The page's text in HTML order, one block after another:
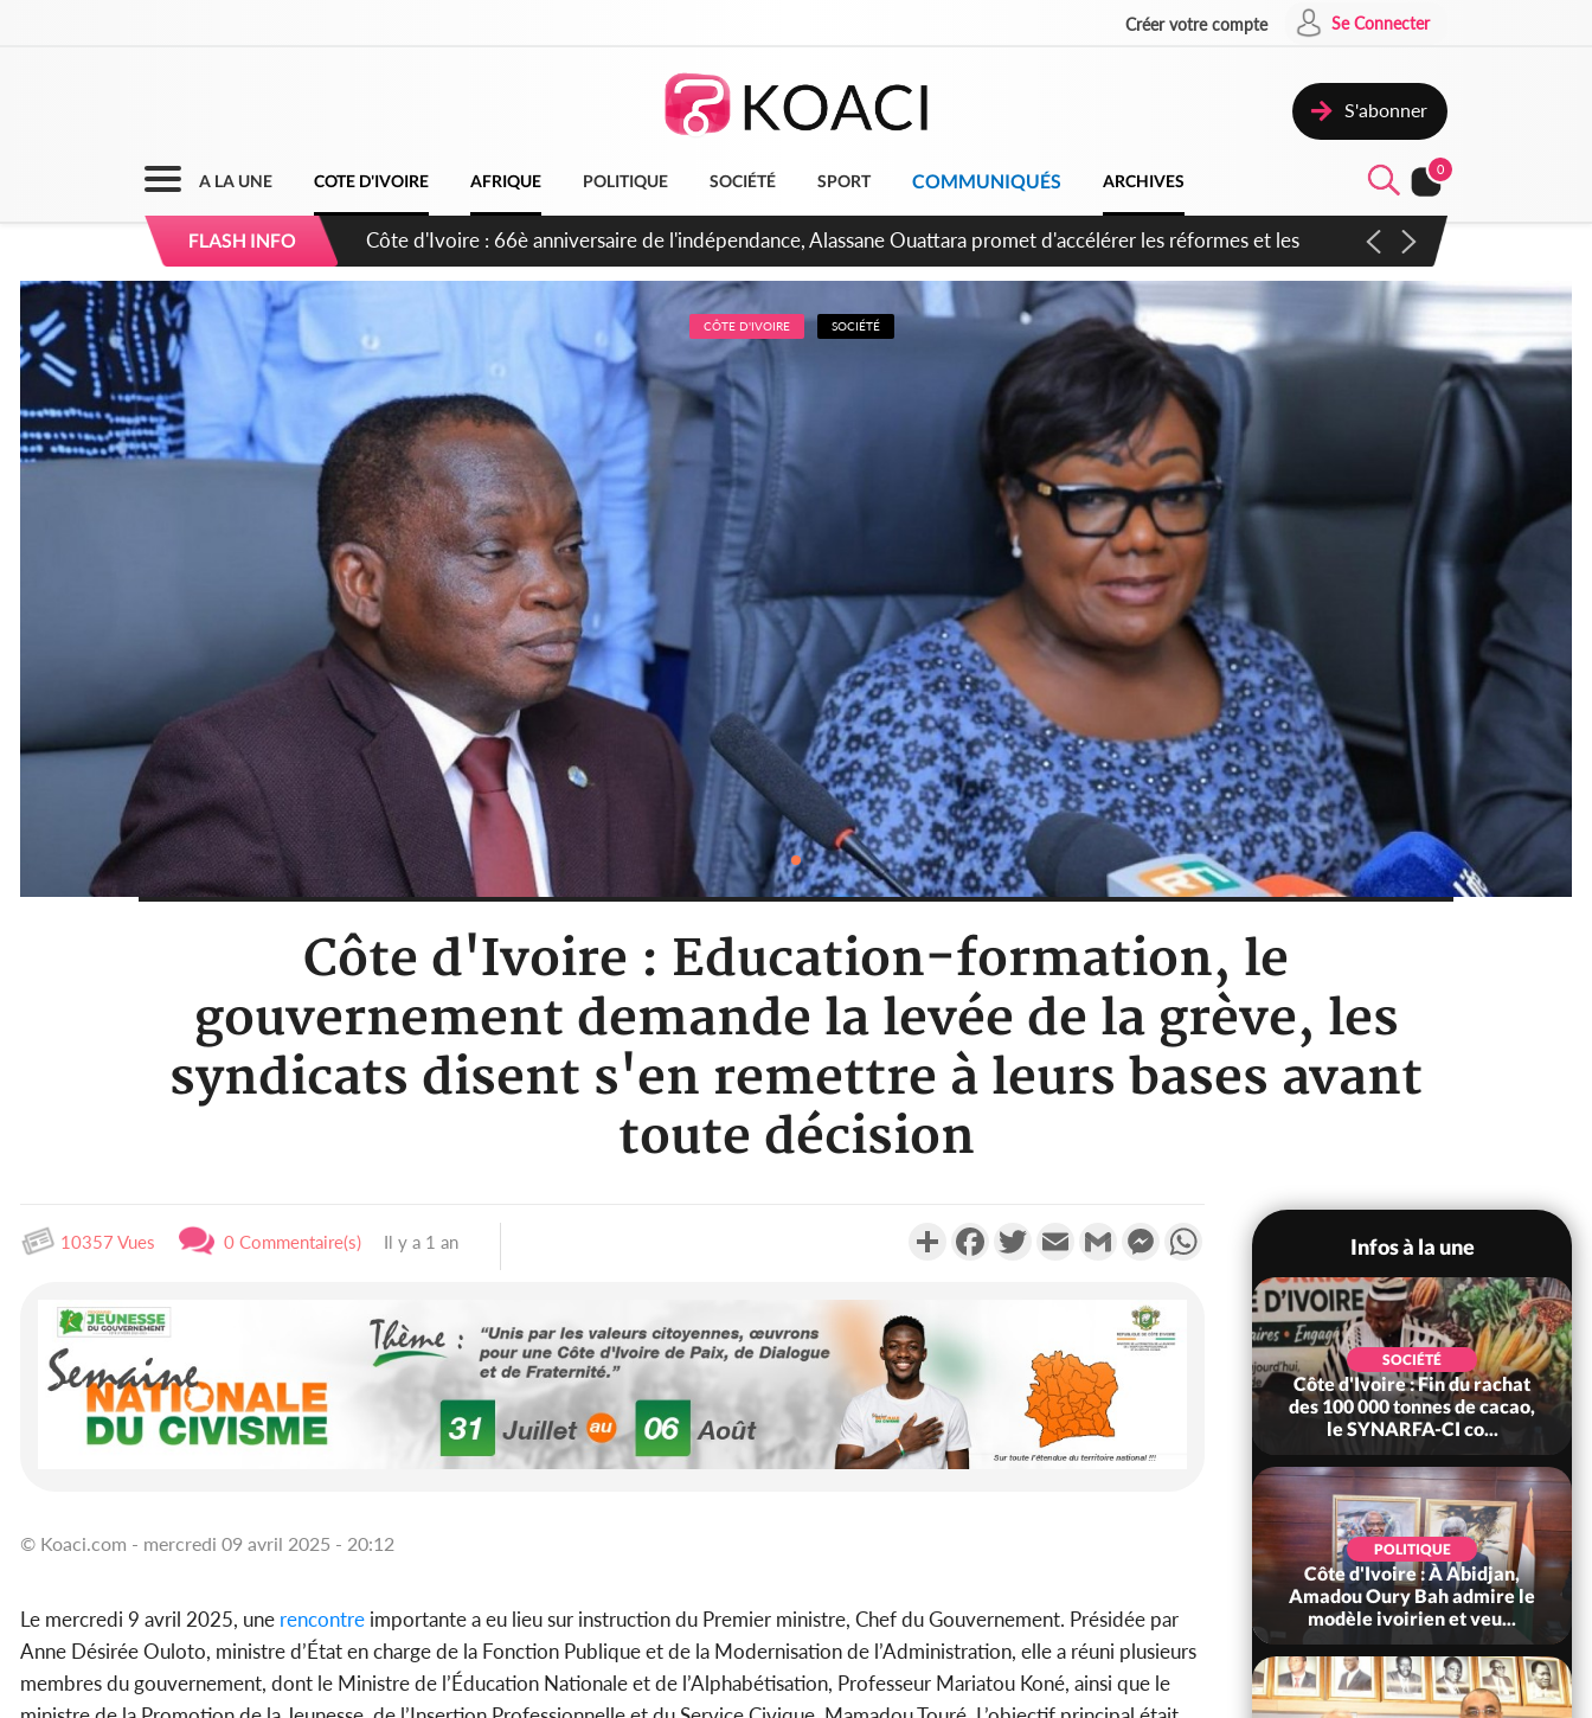
Créer votre compte Se Connecter
S'abonner
A LA UNE COTE D'IVOIRE AFRIQUE POLITIQUE SOCIÉTÉ SPORT COMMUNIQUÉS ARCHIVES
0
FLASH INFO
Côte d'Ivoire : À Abidjan, Amadou Oury Bah admire le modèle ivoirien et veut s'en inspirer pour accélérer le
développement de la Guinée
CÔTE D'IVOIRE SOCIÉTÉ
Côte d'Ivoire : Education-formation, le
gouvernement demande la levée de la grève, les
syndicats disent s'en remettre à leurs bases avant
toute décision
10357 Vues 0 Commentaire(s) Il y a 1 an PartagerFacebookTwitterEmail Gmail MessengerWhatsApp
© Koaci.com - mercredi 09 avril 2025 - 20:12
Le mercredi 9 avril 2025, une rencontre importante a eu lieu sur instruction du Premier ministre, Chef du Gouvernement. Présidée par
Anne Désirée Ouloto, ministre d’État en charge de la Fonction Publique et de la Modernisation de l’Administration, elle a réuni plusieurs
membres du gouvernement, dont le Ministre de l’Éducation Nationale et de l’Alphabétisation, Professeur Mariatou Koné, ainsi que le
Infos à la une
POLITIQUE
Côte d'Ivoire : Fête nationale,
Alassane Ouattara accorde
la grâce à 4 661...
Ouattara prome...
SOCIÉTÉ
Côte d'Ivoire : Fin du rachat
des 100 000 tonnes de cacao,
le SYNARFA-CI co...
POLITIQUE
Côte d'Ivoire : À Abidjan,
Amadou Oury Bah admire le
modèle ivoirien et veu...